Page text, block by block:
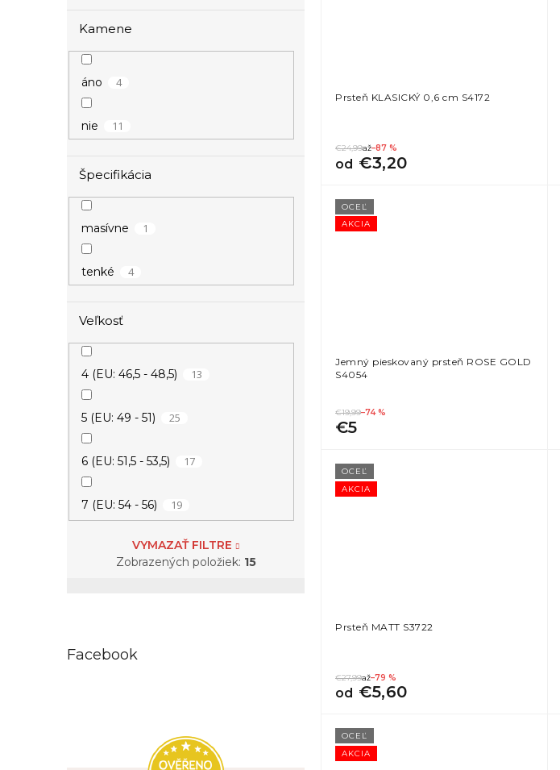
zlatá
Kamene
áno 4
nie 11
Špecifikácia
masívne 1
tenké 4
Veľkosť
4 (EU: 46,5 - 48,5) 13
5 (EU: 49 - 51) 25
6 (EU: 51,5 - 53,5) 17
7 (EU: 54 - 56) 19
8 (EU: 56,5 - 58,5) 19
13 (EU: 69 - 71) 2
VYMAZAŤ FILTRE
Zobrazených položiek: 15
Facebook
Prsteň KLASICKÝ 0,6 cm S4172
€24,99až–87 %
od €3,20
AKCIA
OCEĽ
Jemný pieskovaný prsteň ROSE GOLD
S4054
€19,99–74 %
€5
AKCIA
OCEĽ
Prsteň MATT S3722
€27,99až–79 %
od €5,60
AKCIA
OCEĽ